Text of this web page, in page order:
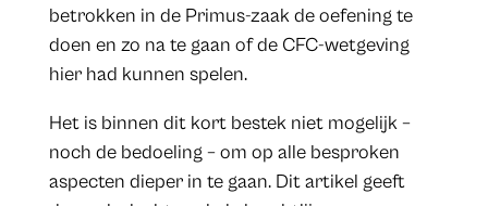
betrokken in de Primus-zaak de oefening te
doen en zo na te gaan of de CFC-wetgeving
hier had kunnen spelen.
Het is binnen dit kort bestek niet mogelijk –
noch de bedoeling – om op alle besproken
aspecten dieper in te gaan. Dit artikel geeft